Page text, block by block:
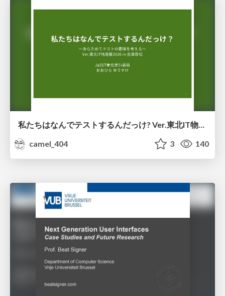
私たちはなんでテストするんだっけ? Ver.東北IT物産展2026 in 会津若松
camel_404
3 140